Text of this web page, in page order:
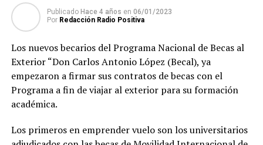
Publicado Hace 4 años en 06/01/2023
Por Redacción Radio Positiva
Los nuevos becarios del Programa Nacional de Becas al
Exterior “Don Carlos Antonio López (Becal), ya
empezaron a firmar sus contratos de becas con el
Programa a fin de viajar al exterior para su formación
académica.
Los primeros en emprender vuelo son los universitarios